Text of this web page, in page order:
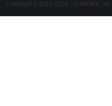
Copyright © 2010-2020 DHWORK